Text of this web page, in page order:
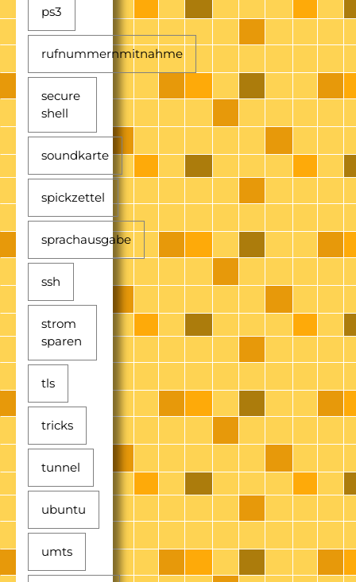
ps3
rufnummernmitnahme
secure
shell
soundkarte
spickzettel
sprachausgabe
ssh
strom
sparen
tls
tricks
tunnel
ubuntu
umts